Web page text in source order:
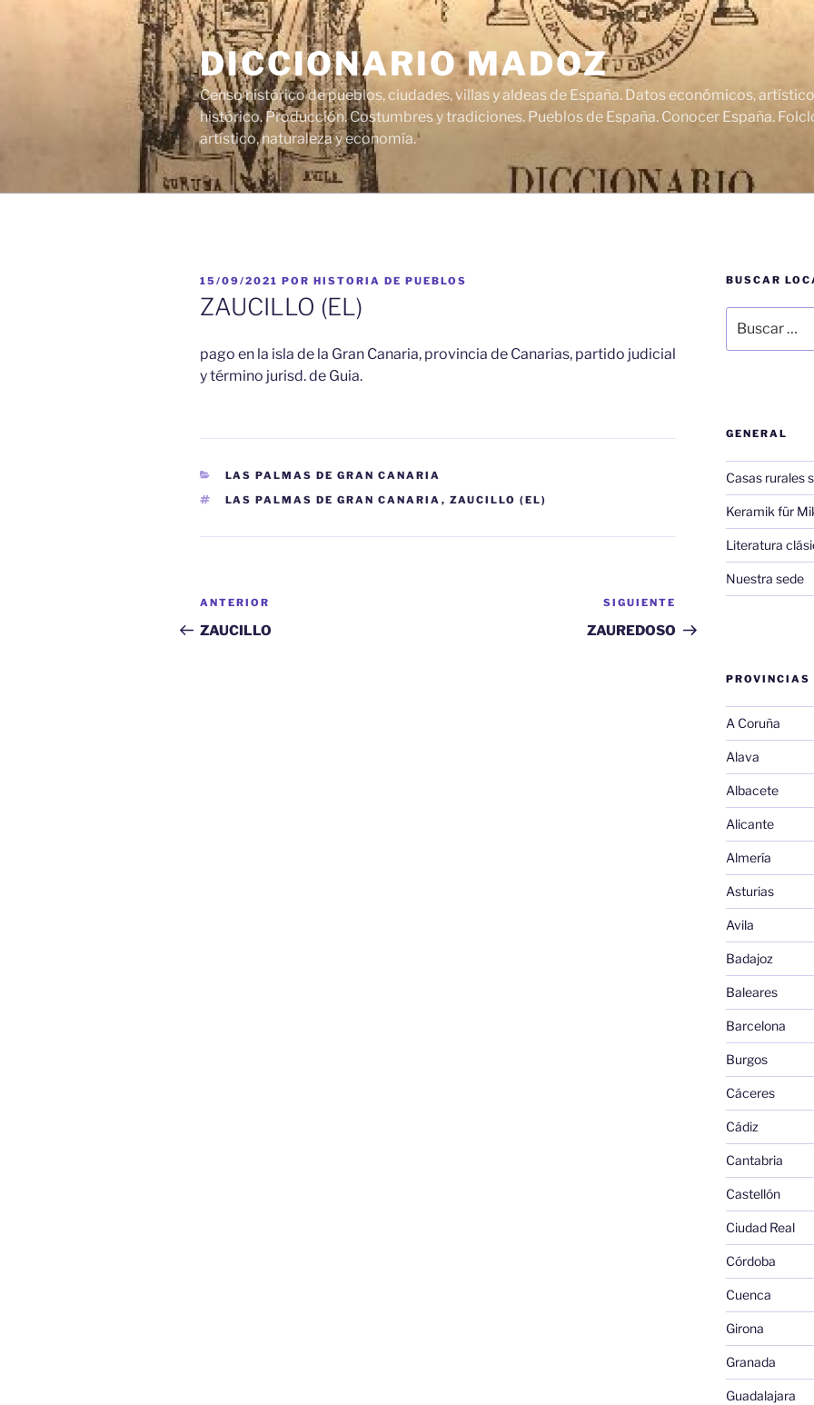
DICCIONARIO MADOZ
Censo histórico de pueblos, ciudades, villas y aldeas de España. Datos económicos,
histórico. Producción. Costumbres y tradiciones. Pueblos de España. Conocer España.
artístico, naturaleza y economía.
PUBLICADO
EL
15/09/2021 POR HISTORIA DE PUEBLOS
ZAUCILLO (EL)
pago en la isla de la Gran Canaria, provincia de Canarias, partido judicial
y término jurisd. de Guia.
CATEGORÍAS
LAS PALMAS DE GRAN CANARIA
ETIQUETAS
LAS PALMAS DE GRAN CANARIA , ZAUCILLO (EL)
Navegación
de
Entrada
anterior:
ANTERIOR
ZAUCILLO
entrada
SIGUIENTE
ZAUREDOSO
BUSCAR
por:
GENERAL
Casas rurales
Keramik für
Literatura
Nuestra sede
PROVINCIAS
A Coruña
Alava
Albacete
Alicante
Almería
Asturias
Avila
Badajoz
Baleares
Barcelona
Burgos
Cáceres
Cádiz
Cantabria
Castellón
Ciudad Real
Córdoba
Cuenca
Girona
Granada
Guadalajara